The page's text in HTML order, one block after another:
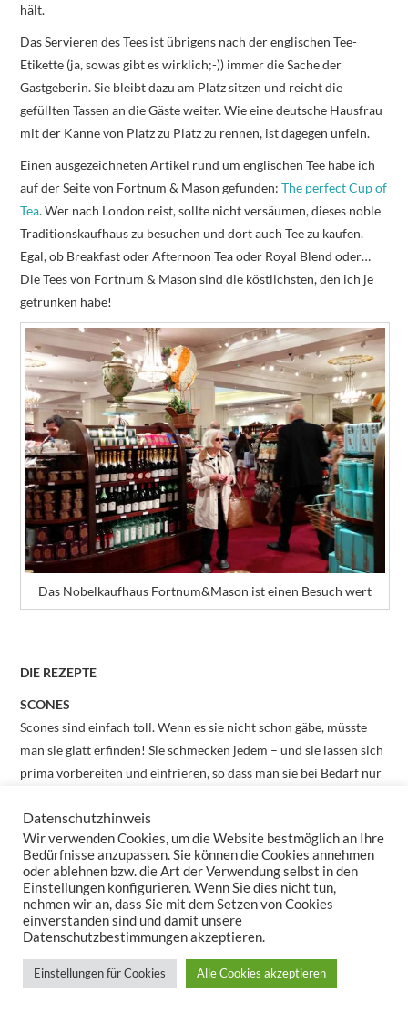
hält.
Das Servieren des Tees ist übrigens nach der englischen Tee-
Etikette (ja, sowas gibt es wirklich;-)) immer die Sache der
Gastgeberin. Sie bleibt dazu am Platz sitzen und reicht die
gefüllten Tassen an die Gäste weiter. Wie eine deutsche Hausfrau
mit der Kanne von Platz zu Platz zu rennen, ist dagegen unfein.
Einen ausgezeichneten Artikel rund um englischen Tee habe ich
auf der Seite von Fortnum & Mason gefunden:The perfect Cup of
Tea. Wer nach London reist, sollte nicht versäumen, dieses noble
Traditionskaufhaus zu besuchen und dort auch Tee zu kaufen.
Egal, ob Breakfast oder Afternoon Tea oder Royal Blend oder…
Die Tees von Fortnum & Mason sind die köstlichsten, den ich je
getrunken habe!
Das Nobelkaufhaus Fortnum&Mason ist einen Besuch wert
DIE REZEPTE
SCONES
Scones sind einfach toll. Wenn es sie nicht schon gäbe, müsste
man sie glatt erfinden! Sie schmecken jedem – und sie lassen sich
prima vorbereiten und einfrieren, so dass man sie bei Bedarf nur
Ich habe verschiedene Rezepte ausprobiert,- hier ist das, bei dem
ich geblieben bin:
Zutaten für ca. 16 Scones:
500 g Mehl
1 Päckchen Backpulver
2 Eier
Datenschutzhinweis
Wir verwenden Cookies, um die Website bestmöglich an Ihre
Bedürfnisse anzupassen. Sie können die Cookies annehmen
oder ablehnen bzw. die Art der Verwendung selbst in den
Einstellungen konfigurieren. Wenn Sie dies nicht tun,
nehmen wir an, dass Sie mit dem Setzen von Cookies
einverstanden sind und damit unsere
Datenschutzbestimmungen akzeptieren.
Einstellungen für Cookies Alle Cookies akzeptieren